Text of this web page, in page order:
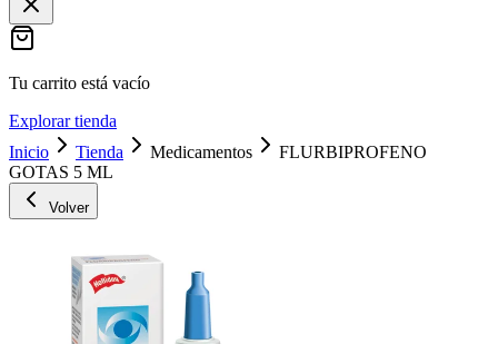
Tu carrito está vacío
Explorar tienda
Inicio
Tienda Medicamentos
FLURBIPROFENO
GOTAS 5 ML
Volver